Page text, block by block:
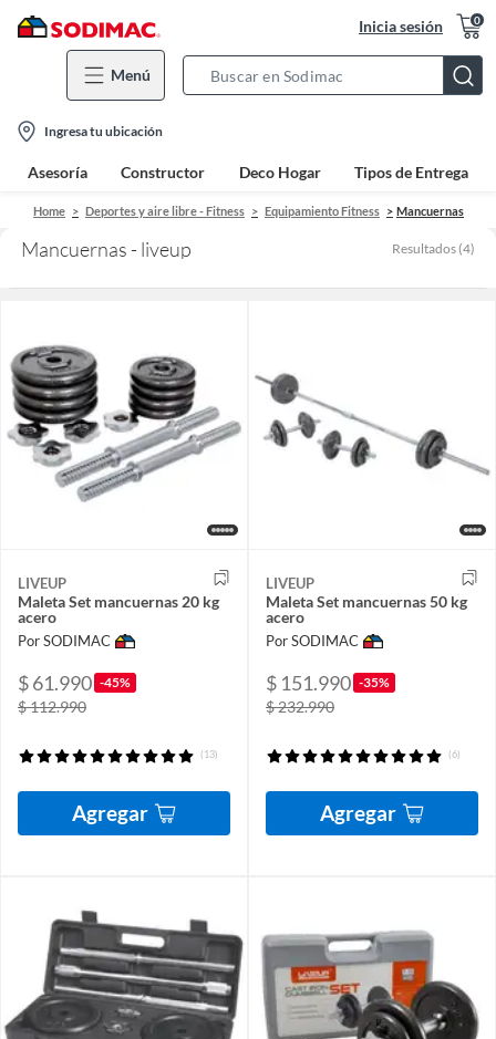
Inicia sesión 0
Menú
Bar
location-
icon
Ingresa tu ubicación
Asesoría Constructor Deco Hogar Tipos de Entrega
Home Deportes y aire libre - Fitness Equipamiento Fitness Mancuernas
Mancuernas - liveup Resultados (4)
LIVEUP
Maleta Set mancuernas 20 kg
acero
Por SODIMAC
$ 61.990 -45%
$ 112.990
(13)
Agregar
LIVEUP
Maleta Set mancuernas 50 kg
acero
Por SODIMAC
$ 151.990 -35%
$ 232.990
(6)
Agregar